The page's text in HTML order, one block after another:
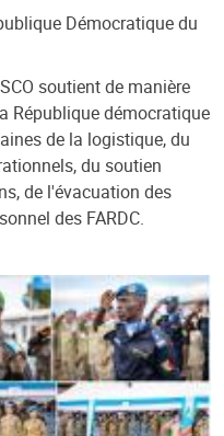
Démocratique du
soutient de manière
République démocratique
de la logistique, du
du soutien
de l'évacuation des
des FARDC.